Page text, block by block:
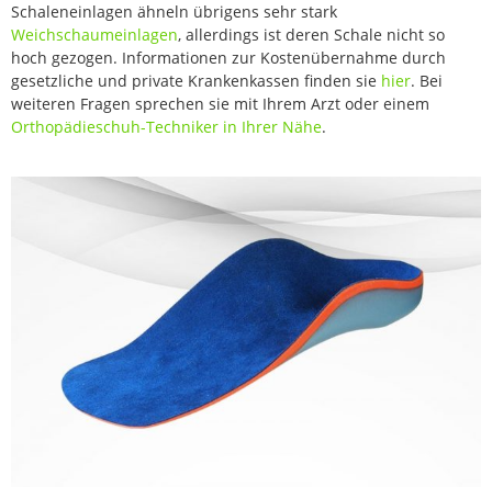
Schaleneinlagen ähneln übrigens sehr stark
Weichschaumeinlagen, allerdings ist deren Schale nicht so
hoch gezogen. Informationen zur Kostenübernahme durch
gesetzliche und private Krankenkassen finden sie hier. Bei
weiteren Fragen sprechen sie mit Ihrem Arzt oder einem
Orthopädieschuh-Techniker in Ihrer Nähe.